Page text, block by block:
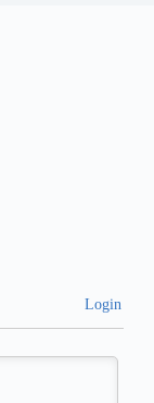
Login